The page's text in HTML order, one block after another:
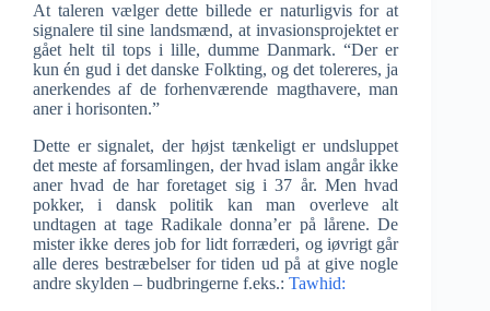
At taleren vælger dette billede er naturligvis for at
signalere til sine landsmænd, at invasionsprojektet er
gået helt til tops i lille, dumme Danmark. “Der er
kun én gud i det danske Folkting, og det tolereres, ja
anerkendes af de forhenværende magthavere, man
aner i horisonten.”
Dette er signalet, der højst tænkeligt er undsluppet
det meste af forsamlingen, der hvad islam angår ikke
aner hvad de har foretaget sig i 37 år. Men hvad
pokker, i dansk politik kan man overleve alt
undtagen at tage Radikale donna’er på lårene. De
mister ikke deres job for lidt forræderi, og iøvrigt går
alle deres bestræbelser for tiden ud på at give nogle
andre skylden – budbringerne f.eks.: Tawhid: